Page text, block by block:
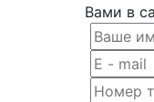
Вами в